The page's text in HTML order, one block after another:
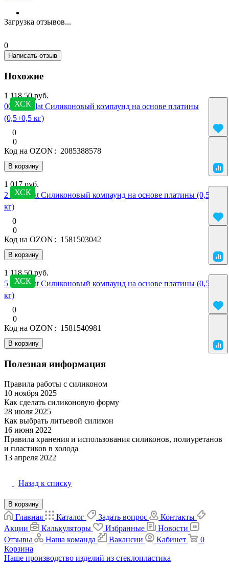
Загрузка отзывов...
0
Написать отзыв
Похожие
ХСК
1 118.50 руб.
00 SilcoPlat Силиконовый компаунд на основе платины
(0,5+0,5 кг)
0
0
В корзину
Код на OZON : 2085388578
ХСК
1 017 руб.
2 SilcoPlat Силиконовый компаунд на основе платины (0,5+0,5
кг)
0
0
В корзину
Код на OZON : 1581503042
ХСК
1 118.50 руб.
5 SilcoPlat Силиконовый компаунд на основе платины (0,5+0,5
кг)
0
0
В корзину
Код на OZON : 1581540981
Полезная информация
Материалы
Правила работы с силиконом
10 ноября 2025
Матрица и форма
Как сделать силиконовую форму
28 июля 2025
Матрица и форма
Как выбрать литьевой силикон
16 июня 2022
Материалы
Правила хранения и использования силиконов, полиуретанов
и пластиков в холода
13 апреля 2022
Назад к списку
В корзину
Главная Каталог Задать вопрос
Контакты
Акции
Калькуляторы Избранные
Новости
Отзывы
Наша команда Вакансии Кабинет
0
Корзина
Наше производство изделий из стеклопластика